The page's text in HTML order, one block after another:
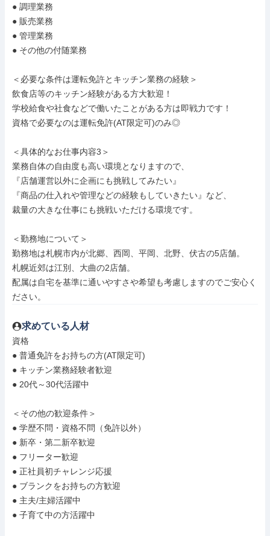
● 調理業務
● 販売業務
● 管理業務
● その他の付随業務
＜必要な条件は運転免許とキッチン業務の経験＞
飲食店等のキッチン経験がある方大歓迎！
学校給食や社食などで働いたことがある方は即戦力です！
資格で必要なのは運転免許(AT限定可)のみ◎
＜具体的なお仕事内容3＞
業務自体の自由度も高い環境となりますので、
『店舗運営以外に企画にも挑戦してみたい』
『商品の仕入れや管理などの経験もしていきたい』など、
裁量の大きな仕事にも挑戦いただける環境です。
＜勤務地について＞
勤務地は札幌市内が北郷、西岡、平岡、北野、伏古の5店舗。
札幌近郊は江別、大曲の2店舗。
配属は自宅を基準に通いやすさや希望も考慮しますのでご安心く
ださい。
求めている人材
資格
● 普通免許をお持ちの方(AT限定可)
● キッチン業務経験者歓迎
● 20代～30代活躍中
＜その他の歓迎条件＞
● 学歴不問・資格不問（免許以外）
● 新卒・第二新卒歓迎
● フリーター歓迎
● 正社員初チャレンジ応援
● ブランクをお持ちの方歓迎
● 主夫/主婦活躍中
● 子育て中の方活躍中